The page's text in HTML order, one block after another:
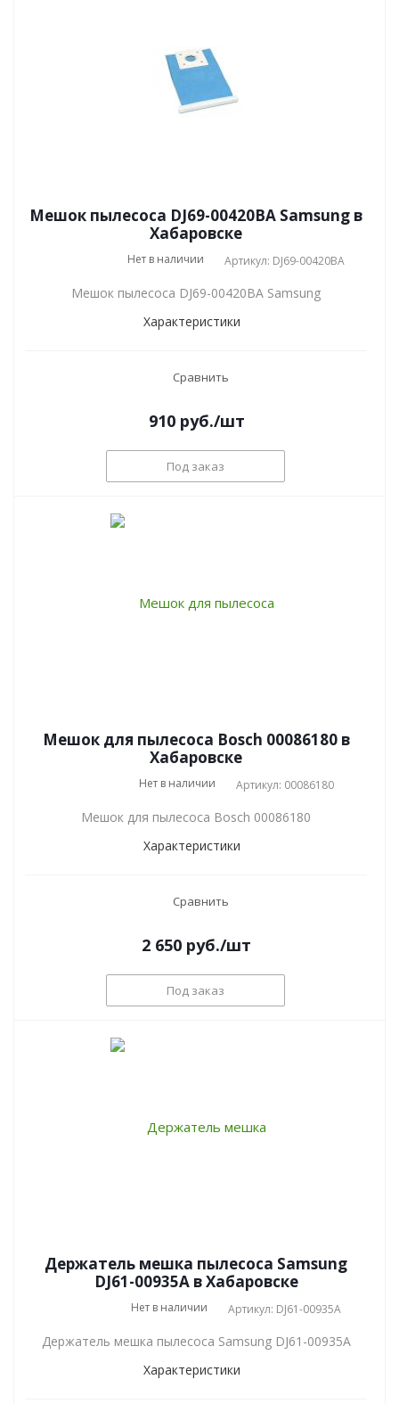
Мешок пылесоса DJ69-00420BA Samsung в
Хабаровске
Нет в наличии Артикул: DJ69-00420BA
Мешок пылесоса DJ69-00420BA Samsung
Характеристики
Сравнить
910руб./шт
Под заказ
Мешок для пылесоса Bosch 00086180 в
Хабаровске
Нет в наличии Артикул: 00086180
Мешок для пылесоса Bosch 00086180
Характеристики
Сравнить
2 650 руб./шт
Под заказ
Держатель мешка пылесоса Samsung
DJ61-00935A в Хабаровске
Нет в наличии Артикул: DJ61-00935A
Держатель мешка пылесоса Samsung DJ61-00935A
Характеристики